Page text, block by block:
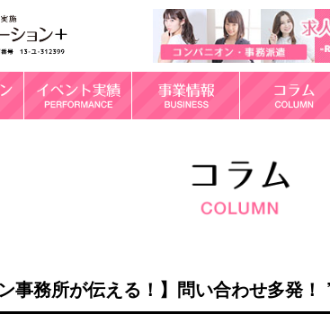
事務所が伝える！】問い合わせ多発